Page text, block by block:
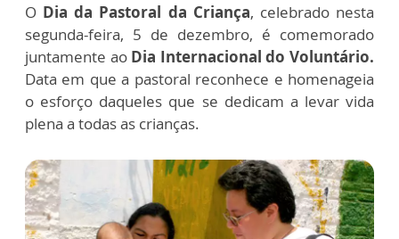
O Dia da Pastoral da Criança, celebrado nesta
segunda-feira, 5 de dezembro, é comemorado
juntamente ao Dia Internacional do Voluntário.
Data em que a pastoral reconhece e homenageia
o esforço daqueles que se dedicam a levar vida
plena a todas as crianças.